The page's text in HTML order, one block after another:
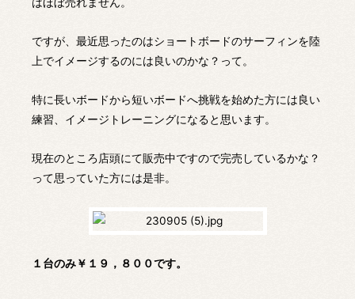
はほぼ売れません。
ですが、最近思ったのはショートボードのサーフィンを陸
上でイメージするのには良いのかな？って。
特に長いボードから短いボードへ挑戦を始めた方には良い
練習、イメージトレーニングになると思います。
現在のところ店頭にて販売中ですので完売しているかな？
って思っていた方には是非。
１台のみ￥１９，８００です。